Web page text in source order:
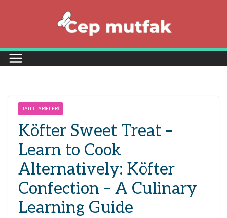
TATLI TARIFLERI
Köfter Sweet Treat –
Learn to Cook
Alternatively: Köfter
Confection – A Culinary
Learning Guide